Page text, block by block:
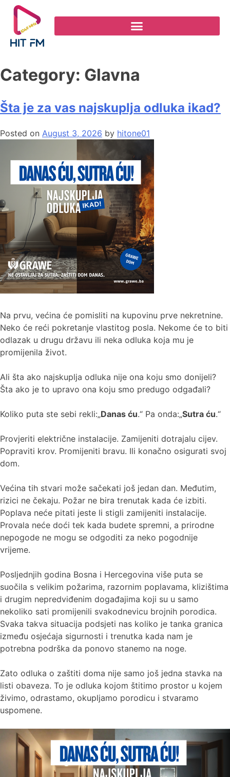
Category: Glavna
Šta je za vas najskuplja odluka ikad?
Posted on August 3, 2026 by hitone01
Na prvu, većina će pomisliti na kupovinu prve nekretnine.
Neko će reći pokretanje vlastitog posla. Nekome će to biti
odlazak u drugu državu ili neka odluka koja mu je
promijenila život.
Ali šta ako najskuplja odluka nije ona koju smo donijeli?
Šta ako je to upravo ona koju smo predugo odgađali?
Koliko puta ste sebi rekli:„Danas ću.“ Pa onda:„Sutra ću.“
Provjeriti električne instalacije. Zamijeniti dotrajalu cijev.
Popraviti krov. Promijeniti bravu. Ili konačno osigurati svoj
dom.
Većina tih stvari može sačekati još jedan dan. Međutim,
rizici ne čekaju. Požar ne bira trenutak kada će izbiti.
Poplava neće pitati jeste li stigli zamijeniti instalacije.
Provala neće doći tek kada budete spremni, a prirodne
nepogode ne mogu se odgoditi za neko pogodnije
vrijeme.
Posljednjih godina Bosna i Hercegovina više puta se
suočila s velikim požarima, razornim poplavama, klizištima
i drugim nepredviđenim događajima koji su u samo
nekoliko sati promijenili svakodnevicu brojnih porodica.
Svaka takva situacija podsjeti nas koliko je tanka granica
između osjećaja sigurnosti i trenutka kada nam je
potrebna podrška da ponovo stanemo na noge.
Zato odluka o zaštiti doma nije samo još jedna stavka na
listi obaveza. To je odluka kojom štitimo prostor u kojem
živimo, odrastamo, okupljamo porodicu i stvaramo
uspomene.